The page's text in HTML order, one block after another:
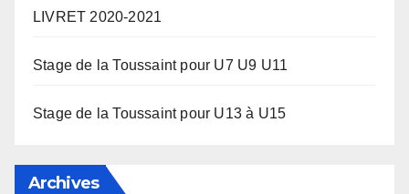
LIVRET 2020-2021
Stage de la Toussaint pour U7 U9 U11
Stage de la Toussaint pour U13 à U15
Archives